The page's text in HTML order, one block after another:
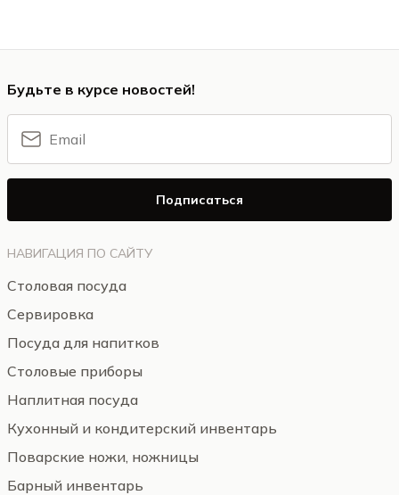
НАВИГАЦИЯ ПО САЙТУ
Столовая посуда
Сервировка
Посуда для напитков
Столовые приборы
Наплитная посуда
Кухонный и кондитерский инвентарь
Поварские ножи, ножницы
Барный инвентарь
Будьте в курсе новостей!
Подписаться